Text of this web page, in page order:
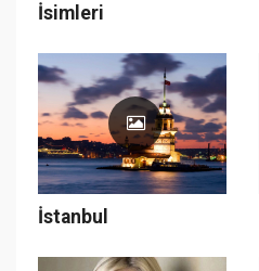
İsimleri
İstanbul